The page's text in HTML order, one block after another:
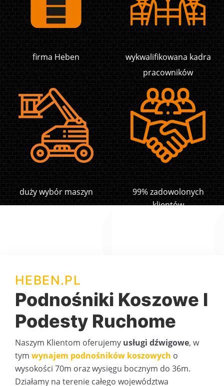
firma Heben
wykwalifikowana kadra
pracowników
duży wybór maszyn
99% zadowolonych
klientów
HEBEN.PL
Podnośniki Koszowe I
Podesty Ruchome
Naszym Klientom oferujemy usługi dźwigowe, w
tym wynajem podnośników koszowych o
wysokości 70m oraz wysięgu bocznym do 36m.
Działamy na terenie całego województwa